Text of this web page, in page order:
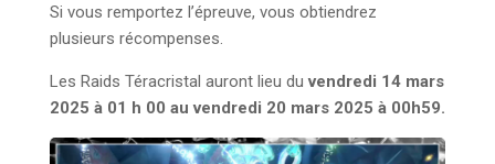
Si vous remportez l’épreuve, vous obtiendrez
plusieurs récompenses.
Les Raids Téracristal auront lieu duvendredi 14 mars
2025 à 01 h 00 au vendredi 20 mars 2025 à 00h59.